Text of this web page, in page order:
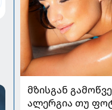
მზისგან
ალერგია თუ